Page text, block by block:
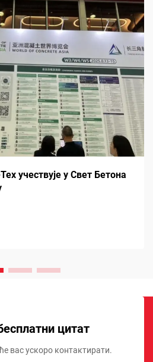
учествује у Свет Бетона
цитат
вас ускоро контактирати.